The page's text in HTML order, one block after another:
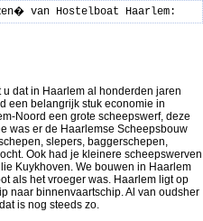
van Hostelboat Haarlem:
dat in Haarlem al honderden jaren
een belangrijk stuk economie in
Noord een grote scheepswerf, deze
was er de Haarlemse Scheepsbouw
slepers, baggerschepen,
Ook had je kleinere scheepswerven
Kuykhoven. We bouwen in Haarlem
als het vroeger was. Haarlem ligt op
naar binnenvaartschip. Al van oudsher
is nog steeds zo.